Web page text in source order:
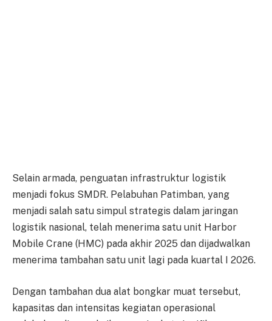
Selain armada, penguatan infrastruktur logistik
menjadi fokus SMDR. Pelabuhan Patimban, yang
menjadi salah satu simpul strategis dalam jaringan
logistik nasional, telah menerima satu unit Harbor
Mobile Crane (HMC) pada akhir 2025 dan dijadwalkan
menerima tambahan satu unit lagi pada kuartal I 2026.
Dengan tambahan dua alat bongkar muat tersebut,
kapasitas dan intensitas kegiatan operasional